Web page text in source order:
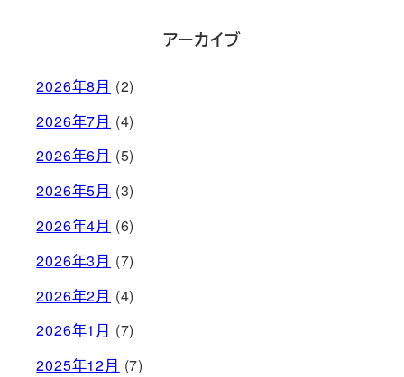
アーカイブ
2026年8月 (2)
2026年7月 (4)
2026年6月 (5)
2026年5月 (3)
2026年4月 (6)
2026年3月 (7)
2026年2月 (4)
2026年1月 (7)
2025年12月 (7)